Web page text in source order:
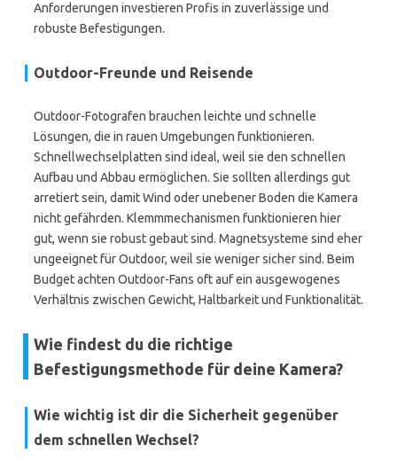
Anforderungen investieren Profis in zuverlässige und
robuste Befestigungen.
Outdoor-Freunde und Reisende
Outdoor-Fotografen brauchen leichte und schnelle
Lösungen, die in rauen Umgebungen funktionieren.
Schnellwechselplatten sind ideal, weil sie den schnellen
Aufbau und Abbau ermöglichen. Sie sollten allerdings gut
arretiert sein, damit Wind oder unebener Boden die Kamera
nicht gefährden. Klemmmechanismen funktionieren hier
gut, wenn sie robust gebaut sind. Magnetsysteme sind eher
ungeeignet für Outdoor, weil sie weniger sicher sind. Beim
Budget achten Outdoor-Fans oft auf ein ausgewogenes
Verhältnis zwischen Gewicht, Haltbarkeit und Funktionalität.
Wie findest du die richtige
Befestigungsmethode für deine Kamera?
Wie wichtig ist dir die Sicherheit gegenüber
dem schnellen Wechsel?